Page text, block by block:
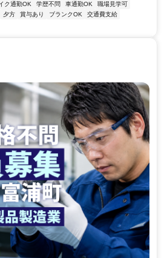
ク通勤OK 学歴不問 車通勤OK
職場見学可
夕方 賞与あり ブランクOK
交通費支給